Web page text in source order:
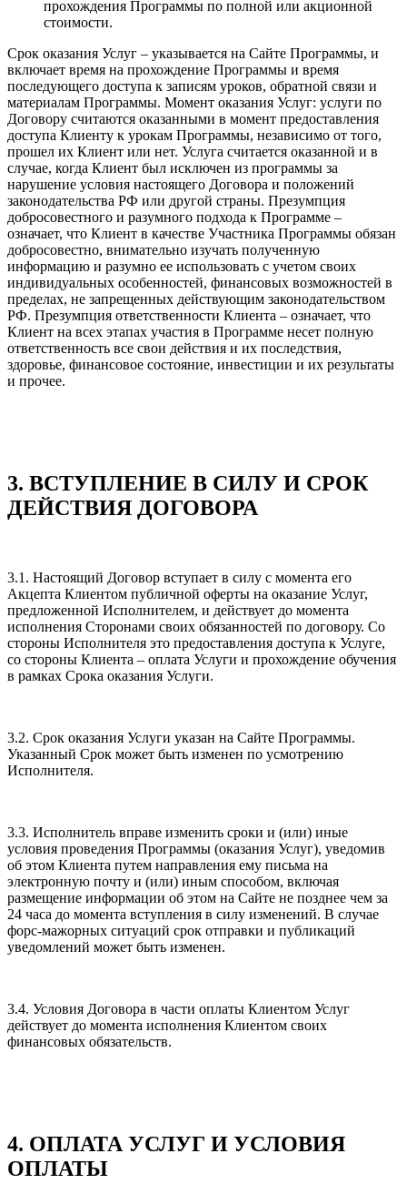
прохождения Программы по полной или акционной
стоимости.
Срок оказания Услуг – указывается на Сайте Программы, и
включает время на прохождение Программы и время
последующего доступа к записям уроков, обратной связи и
материалам Программы. Момент оказания Услуг: услуги по
Договору считаются оказанными в момент предоставления
доступа Клиенту к урокам Программы, независимо от того,
прошел их Клиент или нет. Услуга считается оказанной и в
случае, когда Клиент был исключен из программы за
нарушение условия настоящего Договора и положений
законодательства РФ или другой страны. Презумпция
добросовестного и разумного подхода к Программе –
означает, что Клиент в качестве Участника Программы обязан
добросовестно, внимательно изучать полученную
информацию и разумно ее использовать с учетом своих
индивидуальных особенностей, финансовых возможностей в
пределах, не запрещенных действующим законодательством
РФ. Презумпция ответственности Клиента – означает, что
Клиент на всех этапах участия в Программе несет полную
ответственность все свои действия и их последствия,
здоровье, финансовое состояние, инвестиции и их результаты
и прочее.
3. ВСТУПЛЕНИЕ В СИЛУ И СРОК
ДЕЙСТВИЯ ДОГОВОРА
3.1. Настоящий Договор вступает в силу с момента его
Акцепта Клиентом публичной оферты на оказание Услуг,
предложенной Исполнителем, и действует до момента
исполнения Сторонами своих обязанностей по договору. Со
стороны Исполнителя это предоставления доступа к Услуге,
со стороны Клиента – оплата Услуги и прохождение обучения
в рамках Срока оказания Услуги.
3.2. Срок оказания Услуги указан на Сайте Программы.
Указанный Срок может быть изменен по усмотрению
Исполнителя.
3.3. Исполнитель вправе изменить сроки и (или) иные
условия проведения Программы (оказания Услуг), уведомив
об этом Клиента путем направления ему письма на
электронную почту и (или) иным способом, включая
размещение информации об этом на Сайте не позднее чем за
24 часа до момента вступления в силу изменений. В случае
форс-мажорных ситуаций срок отправки и публикаций
уведомлений может быть изменен.
3.4. Условия Договора в части оплаты Клиентом Услуг
действует до момента исполнения Клиентом своих
финансовых обязательств.
4. ОПЛАТА УСЛУГ И УСЛОВИЯ
ОПЛАТЫ